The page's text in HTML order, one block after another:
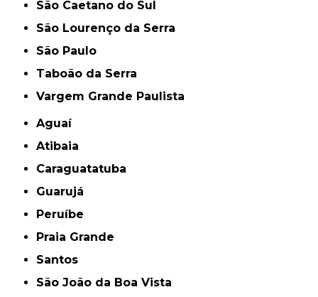
São Caetano do Sul
São Lourenço da Serra
São Paulo
Taboão da Serra
Vargem Grande Paulista
Aguaí
Atibaia
Caraguatatuba
Guarujá
Peruíbe
Praia Grande
Santos
São João da Boa Vista